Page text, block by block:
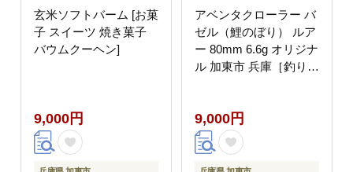
玄米ソフトバーム [お菓
子 スイーツ 焼き菓子
バウムクーヘン]
9,000円
アベンタクローラー バ
ゼル（鯉のぼり） ルア
ー 80mm 6.6g オリジナ
ル 加東市 兵庫［釣り
ス スポーツ オリジナル
加東市 兵庫県 東条湖〕
9,000円